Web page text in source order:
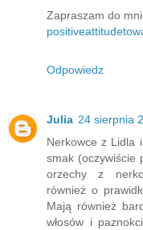
Zapraszam do
Odpowiedz
Julia 24 sierpnia
Nerkowce z Lidla
smak (oczywiście
orzechy z
również o
Mają również
włosów i